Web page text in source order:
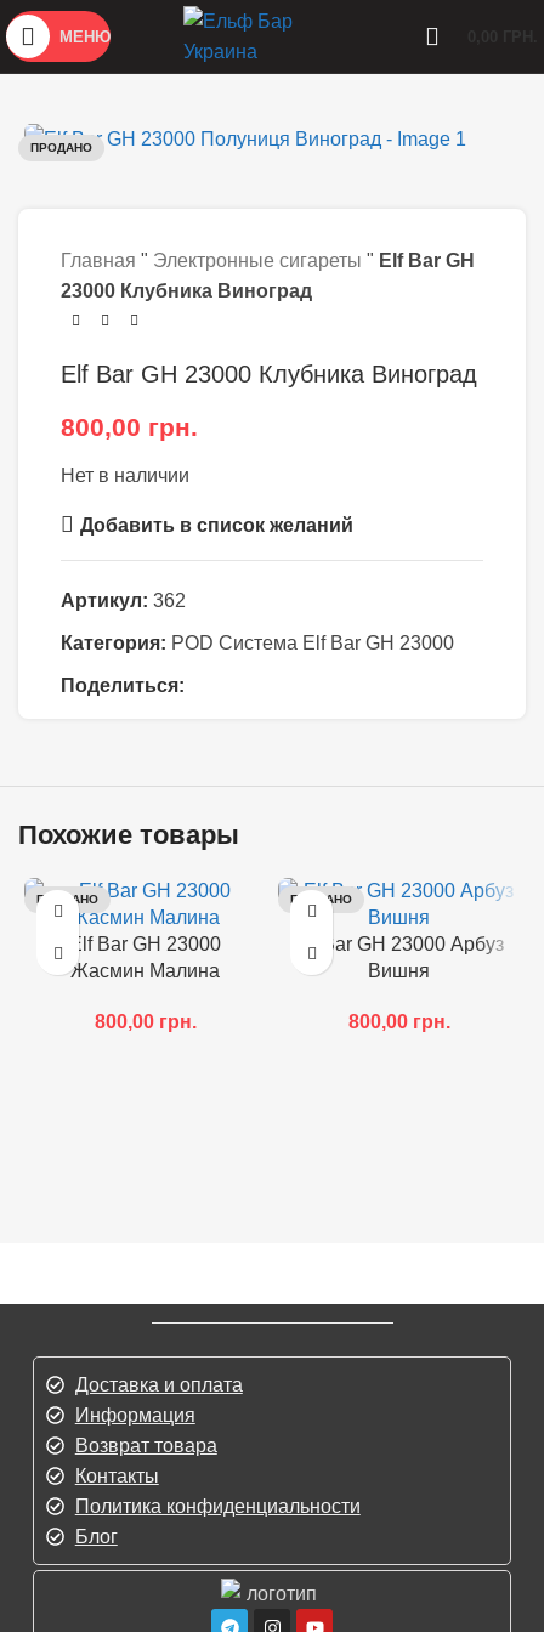
МЕНЮ
ПРОДАНО
Главная " Электронные сигареты " Elf Bar GH
23000 Клубника Виноград
Elf Bar GH 23000 Клубника Виноград
800,00 грн.
Нет в наличии
Добавить в список желаний
Артикул: 362
Категория: POD Система Elf Bar GH 23000
Поделиться:
Похожие товары
ПРОДАНО
Elf Bar GH 23000
Жасмин Малина
800,00 грн.
ПРОДАНО
Elf Bar GH 23000 Арбуз
Вишня
800,00 грн.
Доставка и оплата
Информация
Возврат товара
Контакты
Политика конфиденциальности
Блог